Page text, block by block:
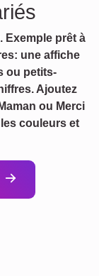
Exemple prêt à
une affiche
ou petits-
Ajoutez
ou Merci
couleurs et